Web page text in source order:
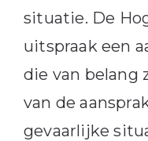
situatie. De
uitspraak een
die van belang
van de
gevaarlijke